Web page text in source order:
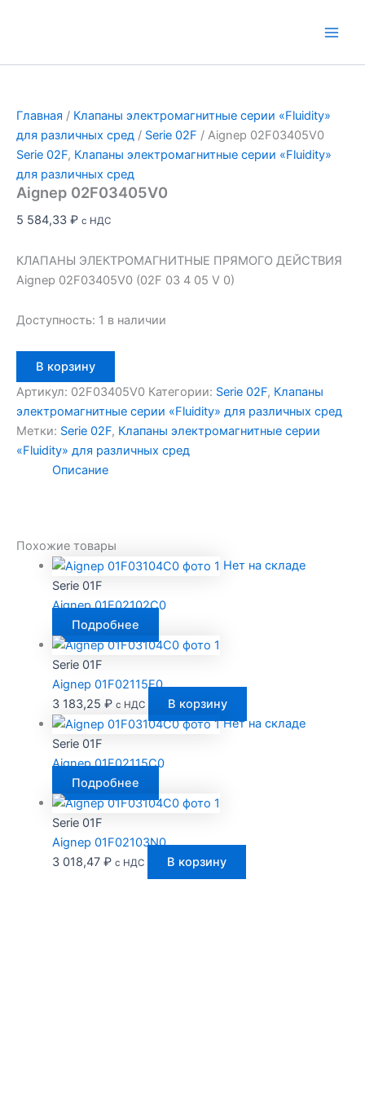
Главная / Клапаны электромагнитные серии «Fluidity»
для различных сред / Serie 02F / Aignep 02F03405V0
Serie 02F, Клапаны электромагнитные серии «Fluidity»
для различных сред
Aignep 02F03405V0
5 584,33 ₽ с НДС
КЛАПАНЫ ЭЛЕКТРОМАГНИТНЫЕ ПРЯМОГО ДЕЙСТВИЯ
Aignep 02F03405V0 (02F 03 4 05 V 0)
Доступность: 1 в наличии
товара
Aignep
02F03405V0
В корзину
Артикул: 02F03405V0 Категории: Serie 02F, Клапаны
электромагнитные серии «Fluidity» для различных сред
Метки: Serie 02F, Клапаны электромагнитные серии
«Fluidity» для различных сред
Описание
Похожие товары
Нет на складе
Serie 01F
Aignep 01F02102C0
Подробнее
Serie 01F
Aignep 01F02115E0
3 183,25 ₽ с НДС
В корзину
Нет на складе
Serie 01F
Aignep 01F02115C0
Подробнее
Serie 01F
Aignep 01F02103N0
3 018,47 ₽ с НДС В корзину